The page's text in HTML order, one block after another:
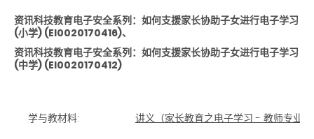
资讯科技教育电子安全系列：如何支援家长协助子女进行电子学习
(小学) (EI0020170416)、
资讯科技教育电子安全系列：如何支援家长协助子女进行电子学习
(中学) (EI0020170412)
学与教材料: 讲义（家长教育之电子学习 - 教师专业